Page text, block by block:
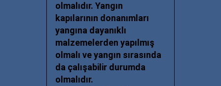
olmalıdır. Yangın
kapılarının donanımları
yangına dayanıklı
malzemelerden yapılmış
olmalı ve yangın sırasında
da çalışabilir durumda
olmalıdır.